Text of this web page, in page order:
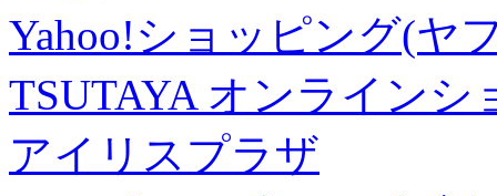
Yahoo!ショッピング(ヤ
TSUTAYA オンラインシ
アイリスプラザ